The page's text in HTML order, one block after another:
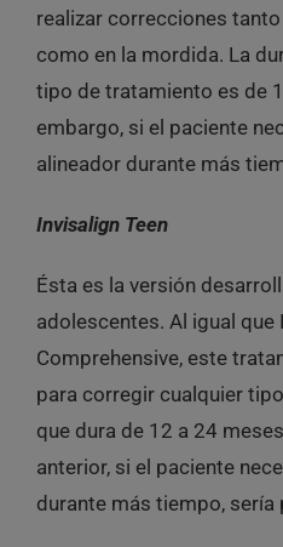
realizar correcciones
como en la mordida. La
tipo de tratamiento es de
embargo, si el paciente
alineador durante más
Invisalign Teen
Ésta es la versión
adolescentes. Al igual que
Comprehensive, este
para corregir cualquier
que dura de 12 a 24
anterior, si el paciente
durante más tiempo, sería